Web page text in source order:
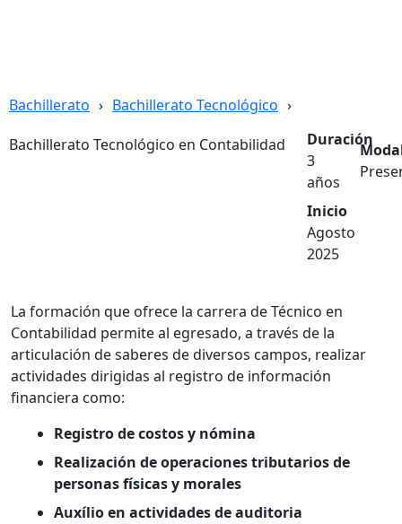
Bachillerato
Bachillerato Tecnológico
Bachillerato Tecnológico en Contabilidad
Duración
3
años
Inicio
Agosto
2025
La formación que ofrece la carrera de Técnico en
Contabilidad permite al egresado, a través de la
articulación de saberes de diversos campos, realizar
actividades dirigidas al registro de información
financiera como:
Registro de costos y nómina
Realización de operaciones tributarios de
personas físicas y morales
Auxílio en actividades de auditoria